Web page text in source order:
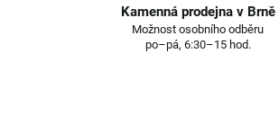
Kamenná prodejna v Brně
Možnost osobního odběru
po–pá, 6:30–15 hod.